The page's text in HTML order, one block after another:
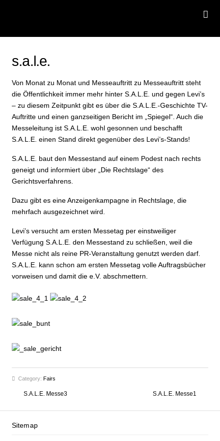
s.a.l.e.
Von Monat zu Monat und Messeauftritt zu Messeauftritt steht
die Öffentlichkeit immer mehr hinter S.A.L.E. und gegen Levi’s
– zu diesem Zeitpunkt gibt es über die S.A.L.E.-Geschichte TV-
Auftritte und einen ganzseitigen Bericht im „Spiegel“. Auch die
Messeleitung ist S.A.L.E. wohl gesonnen und beschafft
S.A.L.E. einen Stand direkt gegenüber des Levi’s-Stands!
S.A.L.E. baut den Messestand auf einem Podest nach rechts
geneigt und informiert über „Die Rechtslage“ des
Gerichtsverfahrens.
Dazu gibt es eine Anzeigenkampagne in Rechtslage, die
mehrfach ausgezeichnet wird.
Levi’s versucht am ersten Messetag per einstweiliger
Verfügung S.A.L.E. den Messestand zu schließen, weil die
Messe nicht als reine PR-Veranstaltung genutzt werden darf.
S.A.L.E. kann schon am ersten Messetag volle Auftragsbücher
vorweisen und damit die e.V. abschmettern.
Category: Fairs
S.A.L.E. Messe3 S.A.L.E. Messe1
Sitemap